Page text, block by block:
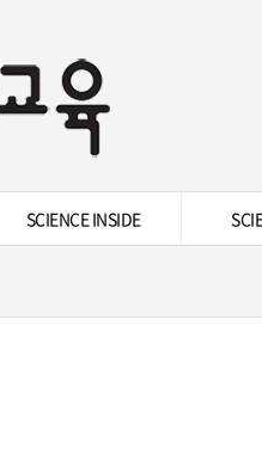
SCIENCE INSIDE